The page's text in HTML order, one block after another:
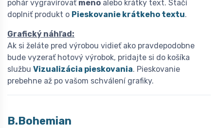
pohár vygravírovať meno alebo krátky text. Stačí
doplniť produkt o Pieskovanie krátkeho textu.
Grafický náhľad:
Ak si želáte pred výrobou vidieť ako pravdepodobne
bude vyzerať hotový výrobok, pridajte si do košíka
službu Vizualizácia pieskovania. Pieskovanie
prebehne až po vašom schválení grafiky.
B.Bohemian